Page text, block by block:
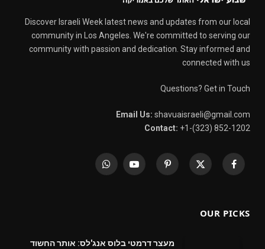
Discover Israeli Week latest news and updates from our local
community in Los Angeles. We're committed to serving our
community with passion and dedication. Stay informed and
connected with us
Questions? Get in Touch
Email Us: shavuaisraeli@gmail.com
Contact: +1-(323) 852-1202
Facebook
X
Pinterest
YouTube
WhatsApp
OUR PICKS
מעצר דרמטי בלוס אנג'לס: אותר החשוד